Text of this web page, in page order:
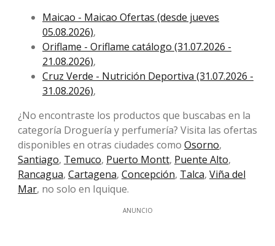
Maicao - Maicao Ofertas (desde jueves
05.08.2026),
Oriflame - Oriflame catálogo (31.07.2026 -
21.08.2026),
Cruz Verde - Nutrición Deportiva (31.07.2026 -
31.08.2026),
¿No encontraste los productos que buscabas en la
categoría Droguería y perfumería? Visita las ofertas
disponibles en otras ciudades como Osorno,
Santiago, Temuco, Puerto Montt, Puente Alto,
Rancagua, Cartagena, Concepción, Talca, Viña del
Mar, no solo en Iquique.
ANUNCIO